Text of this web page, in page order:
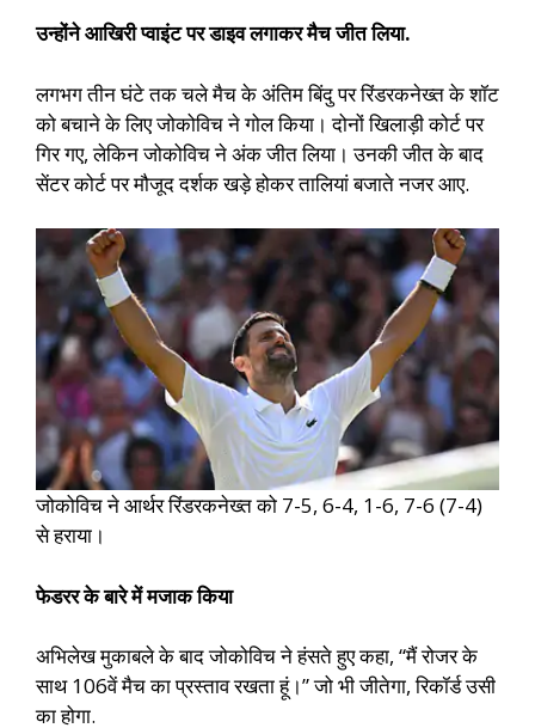
उन्होंने आखिरी प्वाइंट पर डाइव लगाकर मैच जीत लिया.
लगभग तीन घंटे तक चले मैच के अंतिम बिंदु पर रिंडरकनेख्त के शॉट
को बचाने के लिए जोकोविच ने गोल किया। दोनों खिलाड़ी कोर्ट पर
गिर गए, लेकिन जोकोविच ने अंक जीत लिया। उनकी जीत के बाद
सेंटर कोर्ट पर मौजूद दर्शक खड़े होकर तालियां बजाते नजर आए.
जोकोविच ने आर्थर रिंडरकनेख्त को 7-5, 6-4, 1-6, 7-6 (7-4)
से हराया।
फेडरर के बारे में मजाक किया
अभिलेखमुकाबले के बाद जोकोविच ने हंसते हुए कहा, “मैं रोजर के
साथ 106वें मैच का प्रस्ताव रखता हूं।” जो भी जीतेगा, रिकॉर्ड उसी
का होगा.